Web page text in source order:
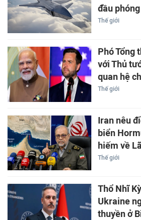
đầu
Thế giới
Phó Tổng
với Thủ
quan hệ
Thế giới
Iran nêu
biển
hiếm về
Thế giới
Thổ Nhĩ
Ukraine
thuyền ở